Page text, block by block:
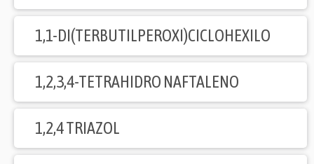
1,1-DI(TERBUTILPEROXI)CICLOHEXILO
1,2,3,4-TETRAHIDRO NAFTALENO
1,2,4 TRIAZOL